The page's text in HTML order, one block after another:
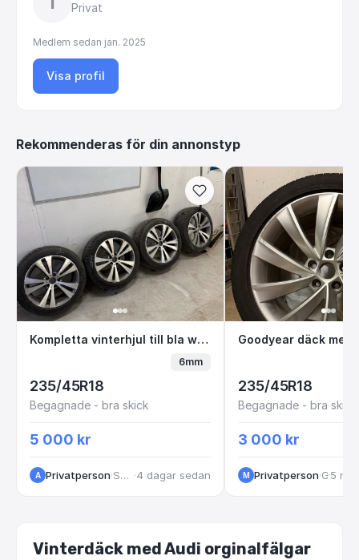
Privat
Medlem sedan jan. 2025
Visa profil
Rekommenderas för din annonstyp
Kompletta vinterhjul till bla ww passat
Kompletta vinterhjul till bla ww passat
6mm
235/45R18
Begagnade - bra skick
5 000 kr
A Privatperson· Skövde ·4 dagar sedan
Goodyear däck
235/45R18
Begagnade - bra skick
3 000 kr
M Privatperson· Göteborg
·5
Vinterdäck med Audi orginalfälgar